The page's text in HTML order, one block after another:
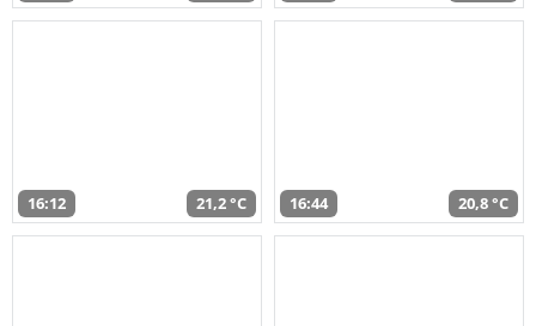
16:12 21,2 °C 16:44 20,8 °C